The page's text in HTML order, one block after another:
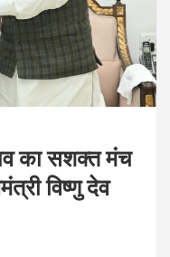
का सशक्त मंच
विष्णु देव